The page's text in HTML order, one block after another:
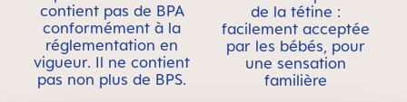
contient pas de BPA
conformément à la
réglementation en
vigueur. Il ne contient
pas non plus de BPS.
de la tétine :
facilement acceptée
par les bébés, pour
une sensation
familière